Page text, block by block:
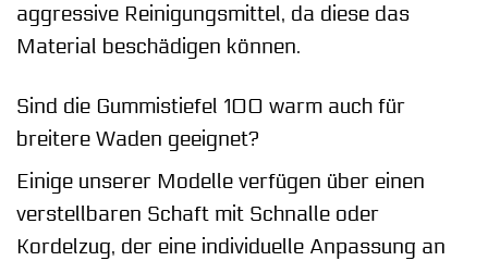
aggressive Reinigungsmittel, da diese das
Material beschädigen können.
Sind die Gummistiefel 100 warm auch für
breitere Waden geeignet?
Einige unserer Modelle verfügen über einen
verstellbaren Schaft mit Schnalle oder
Kordelzug, der eine individuelle Anpassung an